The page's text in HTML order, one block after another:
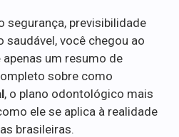
segurança, previsibilidade
você chegou ao
um resumo de
sobre como
, o plano odontológico mais
ele se aplica à realidade
brasileiras.